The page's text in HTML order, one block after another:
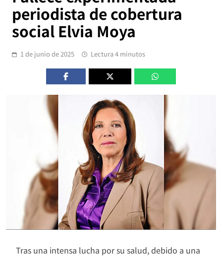
periodista de cobertura
social Elvia Moya
1 de junio de 2025 Lectura 4 minutos
Tras una intensa lucha por su salud, debido a una